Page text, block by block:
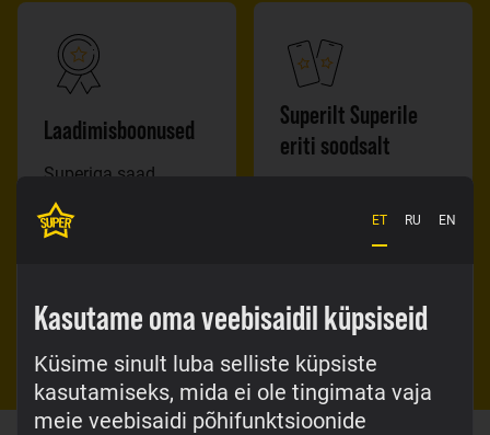
ET RU EN
Kasutame oma veebisaidil küpsiseid
Küsime sinult luba selliste küpsiste
kasutamiseks, mida ei ole tingimata vaja
meie veebisaidi põhifunktsioonide
Laadimis­boonused
Superiga saad
boonuseid nii palju,
et jagub igatepidi ja
igaks juhtumiks.
boonustega
Superilt Superile
eriti soodsalt
helistades maksad
Vaata hinnakirja